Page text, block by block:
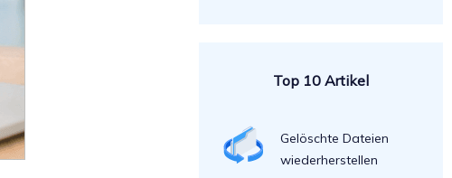
Top 10 Artikel
Gelöschte Dateien
wiederherstellen